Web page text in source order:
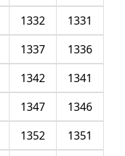
1331
1332
1336
1337
1341
1342
1346
1347
1351
1352